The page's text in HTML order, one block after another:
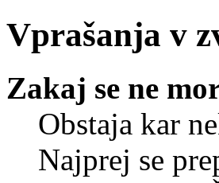
Vprašanja v
Zakaj se ne
Obstaja kar
Najprej se